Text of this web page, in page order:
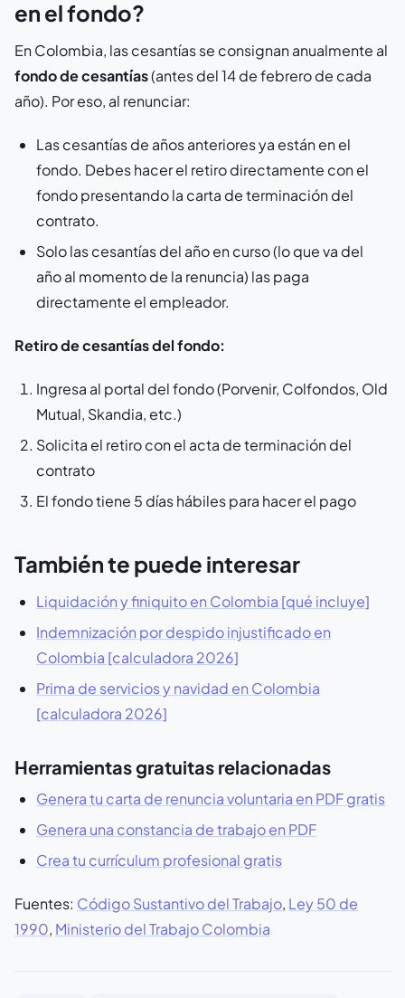
en el fondo?
En Colombia, las cesantías se consignan anualmente al
fondo de cesantías(antes del 14 de febrero de cada
año). Por eso, al renunciar:
Las cesantías de años anteriores ya están en el
fondo. Debes hacer el retiro directamente con el
fondo presentando la carta de terminación del
contrato.
Solo las cesantías del año en curso (lo que va del
año al momento de la renuncia) las paga
directamente el empleador.
Retiro de cesantías del fondo:
Ingresa al portal del fondo (Porvenir, Colfondos, Old
Mutual, Skandia, etc.)
Solicita el retiro con el acta de terminación del
contrato
El fondo tiene 5 días hábiles para hacer el pago
También te puede interesar
Liquidación y finiquito en Colombia [qué incluye]
Indemnización por despido injustificado en
Colombia [calculadora 2026]
Prima de servicios y navidad en Colombia
[calculadora 2026]
Herramientas gratuitas relacionadas
Genera tu carta de renuncia voluntaria en PDF gratis
Genera una constancia de trabajo en PDF
Crea tu currículum profesional gratis
Fuentes: Código Sustantivo del Trabajo, Ley 50 de
1990, Ministerio del Trabajo Colombia